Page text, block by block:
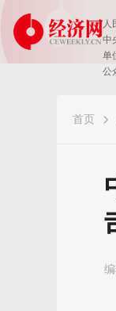
人
中
单
公
首页